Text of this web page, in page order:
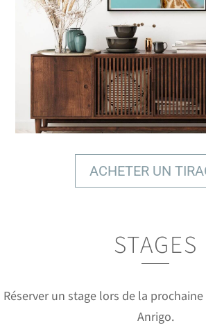
SOUFFLE
ACHETER UN
STAGES
Réserver un stage lors de la
Anrigo.